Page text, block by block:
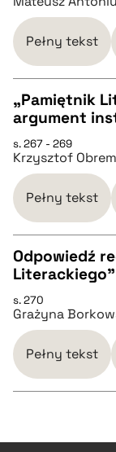
BIBTEX
pobierz cytat
Pełny tekst
CZYSTY TEKST
pobierz cytat
BIBTEX
pobierz cytat
„Pamiętnik
argument
s. 267 - 269
Krzysztof
Pełny tekst
CZYSTY TEKST
pobierz cytat
BIBTEX
Odpowiedź
Literackiego”
s. 270
Grażyna
Pełny tekst
CZYSTY TEKST